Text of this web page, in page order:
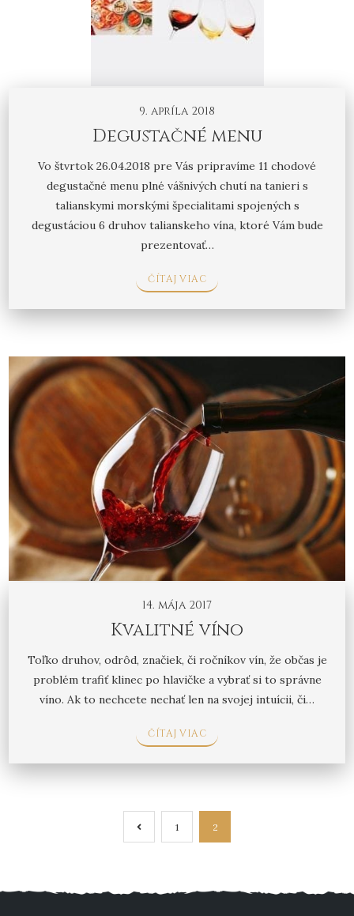
9. apríla 2018
Degustačné menu
Vo štvrtok 26.04.2018 pre Vás pripravíme 11 chodové
degustačné menu plné vášnivých chutí na tanieri s
talianskymi morskými špecialitami spojených s
degustáciou 6 druhov talianskeho vína, ktoré Vám bude
prezentovať…
ČÍTAJ VIAC
14. mája 2017
Kvalitné víno
Toľko druhov, odrôd, značiek, či ročníkov vín, že občas je
problém trafiť klinec po hlavičke a vybrať si to správne
víno. Ak to nechcete nechať len na svojej intuícii, či…
ČÍTAJ VIAC
1 2